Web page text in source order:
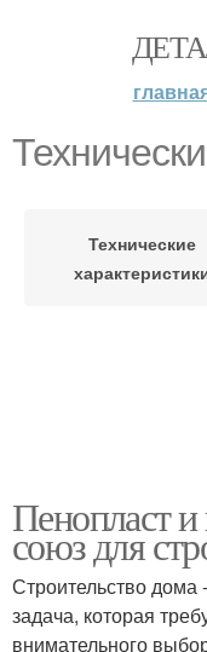
Технические
Пенопласт
союз для
Строительство дома
задача, которая
внимательного